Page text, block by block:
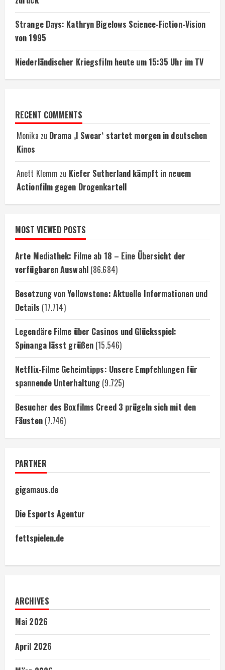
Strange Days: Kathryn Bigelows Science-Fiction-Vision
von 1995
Niederländischer Kriegsfilm heute um 15:35 Uhr im TV
RECENT COMMENTS
Monika zu Drama ‚I Swear‘ startet morgen in deutschen
Kinos
Anett Klemm zu Kiefer Sutherland kämpft in neuem
Actionfilm gegen Drogenkartell
MOST VIEWED POSTS
Arte Mediathek: Filme ab 18 – Eine Übersicht der
verfügbaren Auswahl (86.684)
Besetzung von Yellowstone: Aktuelle Informationen und
Details (17.714)
Legendäre Filme über Casinos und Glücksspiel:
Spinanga lässt grüßen (15.546)
Netflix-Filme Geheimtipps: Unsere Empfehlungen für
spannende Unterhaltung (9.725)
Besucher des Boxfilms Creed 3 prügeln sich mit den
Fäusten (7.746)
PARTNER
gigamaus.de
Die Esports Agentur
fettspielen.de
ARCHIVES
Mai 2026
April 2026